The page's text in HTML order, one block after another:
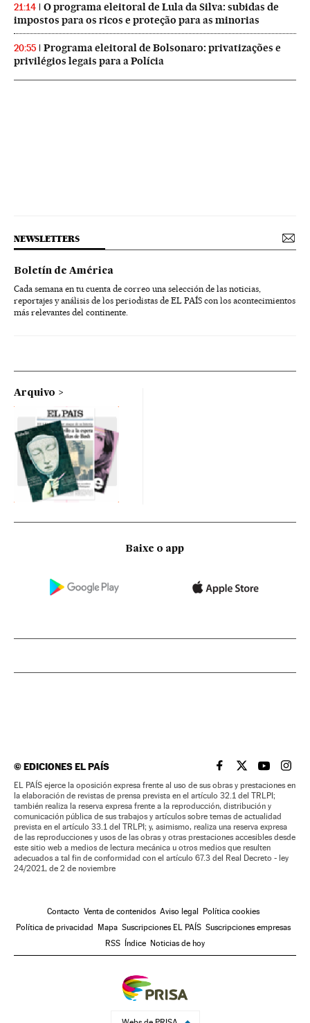
21:14
O programa eleitoral de Lula da Silva: subidas de
impostos para os ricos e proteção para as minorias
20:55
Programa eleitoral de Bolsonaro: privatizações e
privilégios legais para a Polícia
NEWSLETTERS
Boletín de América
Cada semana en tu cuenta de correo una selección de las noticias,
reportajes y análisis de los periodistas de EL PAÍS con los acontecimientos
más relevantes del continente.
Arquivo
Baixe o app
©EDICIONES EL PAÍS EL PAÍS BRASIL EN
EL PAÍSEL PAÍS
EL
EL PAÍS ejerce la oposición expresa frente al uso de sus obras y prestaciones en
la elaboración de revistas de prensa prevista en el artículo 32.1 del TRLPI;
también realiza la reserva expresa frente a la reproducción, distribución y
comunicación pública de sus trabajos y artículos sobre temas de actualidad
prevista en el artículo 33.1 del TRLPI; y, asimismo, realiza una reserva expresa
de las reproducciones y usos de las obras y otras prestaciones accesibles desde
este sitio web a medios de lectura mecánica u otros medios que resulten
adecuados a tal fin de conformidad con el artículo 67.3 del Real Decreto - ley
24/2021, de 2 de noviembre
Contacto Venta de contenidos Aviso legal Política cookies
Política de privacidad Mapa Suscripciones EL PAÍS Suscripciones empresas
RSS Índice Noticias de hoy